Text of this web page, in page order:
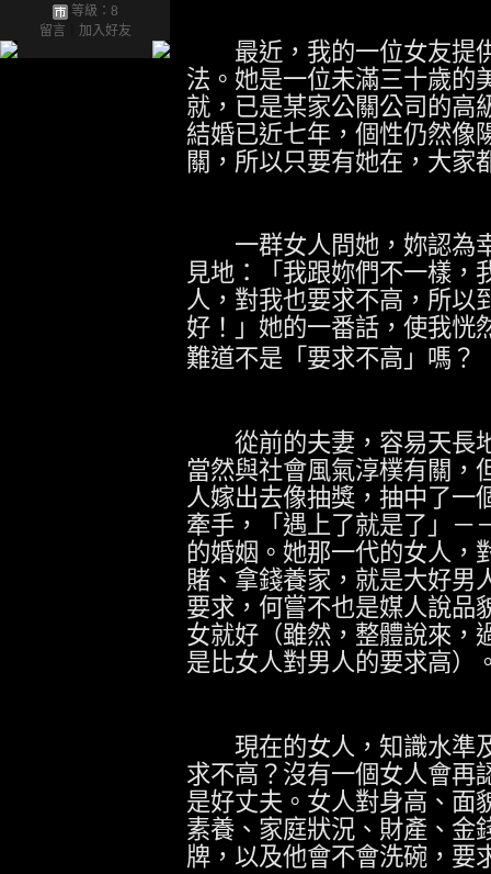
等級：8
留言
加入好友
最近，我的一位女友提
法。她是一位未滿三十歲的
就，已是某家公關公司的高
結婚已近七年，個性仍然像
關，所以只要有她在，大家
一群女人問她，妳認為
見地：「我跟妳們不一樣，
人，對我也要求不高，所以
好！」她的一番話，使我恍
難道不是「要求不高」嗎？
從前的夫妻，容易天長
當然與社會風氣淳樸有關，
人嫁出去像抽獎，抽中了一
牽手，「遇上了就是了」－
的婚姻。她那一代的女人，
賭、拿錢養家，就是大好男
要求，何嘗不也是媒人說品
女就好（雖然，整體說來，
是比女人對男人的要求高）
現在的女人，知識水準
求不高？沒有一個女人會再
是好丈夫。女人對身高、面
素養、家庭狀況、財產、金
牌，以及他會不會洗碗，要